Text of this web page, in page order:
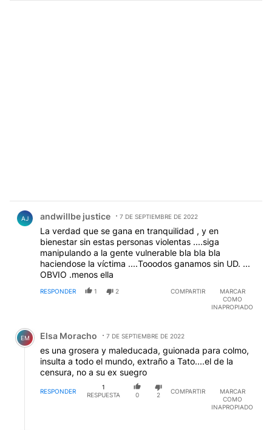
AJ andwillbe justice 7 DE SEPTIEMBRE DE 2022
La verdad que se gana en tranquilidad , y en
bienestar sin estas personas violentas ....siga
manipulando a la gente vulnerable bla bla bla
haciendose la víctima ....Tooodos ganamos sin UD. ...
OBVIO .menos ella
RESPONDER 1 2 COMPARTIR
MARCAR
COMO
INAPROPIADO
Comentario de Elsa Moracho.
EM Elsa Moracho 7 DE SEPTIEMBRE DE 2022
es una grosera y maleducada, guionada para colmo,
insulta a todo el mundo, extraño a Tato....el de la
censura, no a su ex suegro
RESPONDER
1
RESPUESTA
0 2
COMPARTIR
MARCAR
COMO
INAPROPIADO